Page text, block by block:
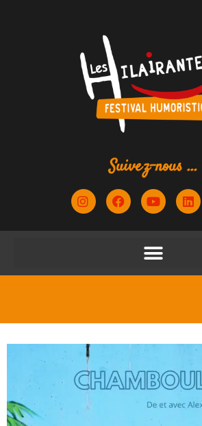
Suivez-nous ...
Suivez-nous sur nos réseaux sociaux pour
du jour et de l'heure exact de l'ouverture de